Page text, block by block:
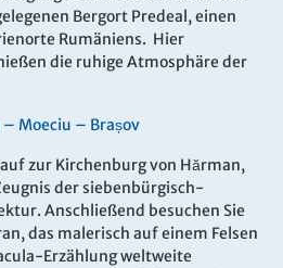
Bergort Predeal, einen
Rumäniens. Hier
die ruhige Atmosphäre der
Moeciu – Brașov
zur Kirchenburg von Hărman,
der siebenbürgisch-
Anschließend besuchen Sie
das malerisch auf einem Felsen
Erzählung weltweite